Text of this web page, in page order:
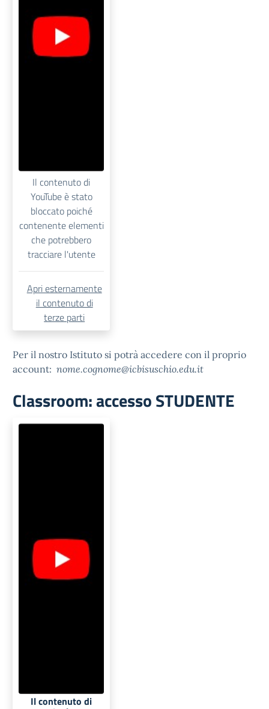
Il contenuto di
YouTube è stato
bloccato poiché
contenente elementi
che potrebbero
tracciare l'utente
Apri esternamente
il contenuto di
terze parti
Per il nostro Istituto si potrà accedere con il proprio
account: nome.cognome@icbisuschio.edu.it
Classroom: accesso STUDENTE
Il contenuto di